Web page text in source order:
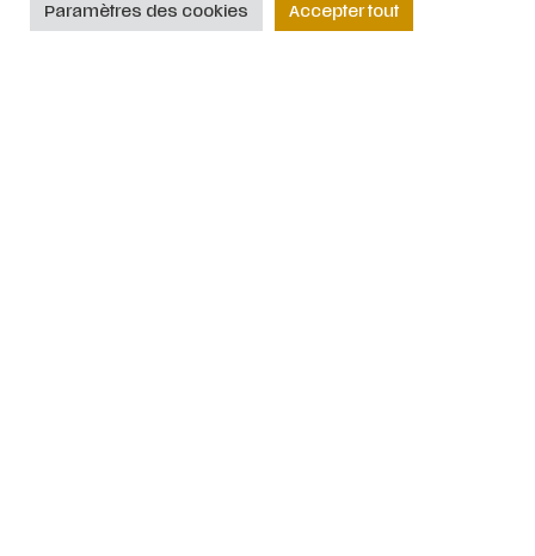
En savoir +
Paramètres des cookies Accepter tout